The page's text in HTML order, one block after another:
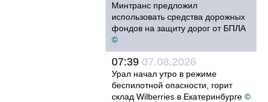
Минтранс предложил
использовать средства дорожных
фондов на защиту дорог от БПЛА
©
07:39 07.08.2026
Урал начал утро в режиме
беспилотной опасности, горит
склад Wilberries в Екатеринбурге ©